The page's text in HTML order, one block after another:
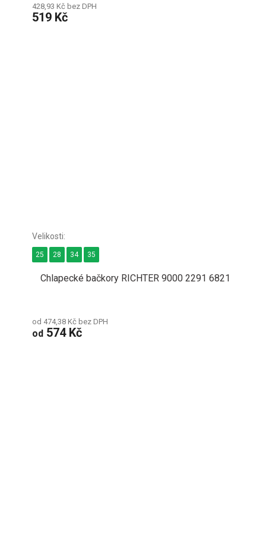
428,93 Kč bez DPH
519 Kč
Chlapecké bačkory RICHTER 9000 2291 6821
od 474,38 Kč bez DPH
od 574 Kč
25 28 34 35